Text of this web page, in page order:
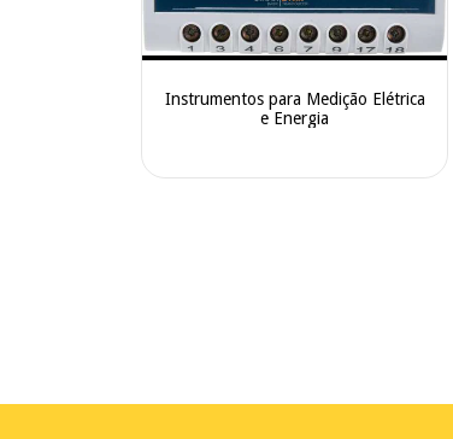
Instrumentos para Medição Elétrica
e Energia